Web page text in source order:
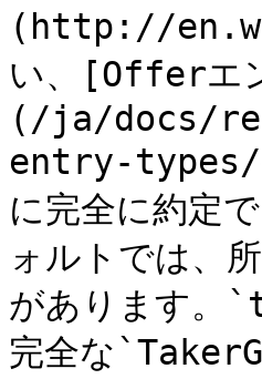
(http://
い、[Offerエ
(/ja/docs/
entry-types/
に完全に約定
ォルトでは、
があります。
完全な